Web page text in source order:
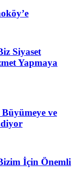
Siyaset
Yapmaya
ve
İçin Önemli